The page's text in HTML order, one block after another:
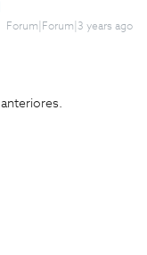
Forum|Forum|3 years ago